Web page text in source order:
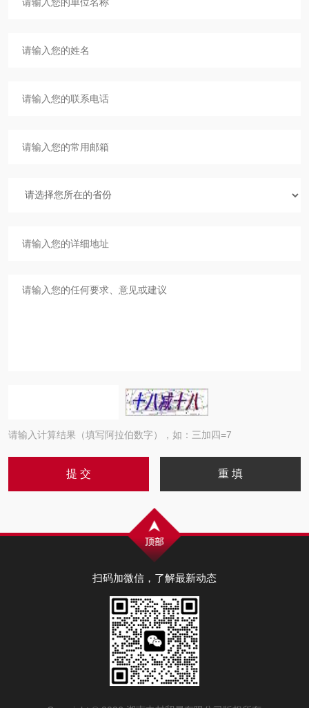
请输入计算结果（填写阿拉伯数字），如：三加四=7
扫码加微信，了解最新动态